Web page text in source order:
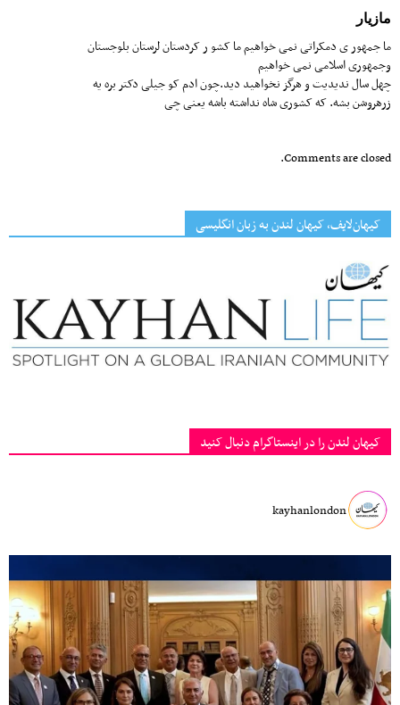
مازیار
ما جمهور ی دمکراتی نمی خواهیم ما کشو ر کردستان لرستان بلوجستان
وجمهوری اسلامی نمی خواهیم
چهل سال ندیدیت و هرگز نخواهید دید.چون ادم کو جیلی دکتر بره یه
زرهروشن بشه. که کشوری شاه نداشته باشه یعنی چی
Comments are closed.
کیهان‌لایف، کیهان لندن به زبان انگلیسی
کیهان لندن را در اینستاگرام دنبال کنید
kayhanlondon